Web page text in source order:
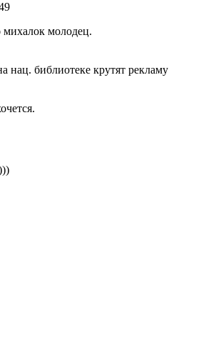
молодец.
нац. библиотеке крутят рекламу